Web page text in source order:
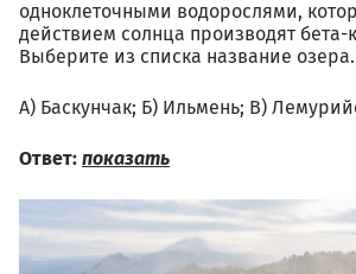
одноклеточными водорослями,
действием солнца производят бета-
Выберите из списка название озера.
А) Баскунчак; Б) Ильмень; В)
Ответ: показать